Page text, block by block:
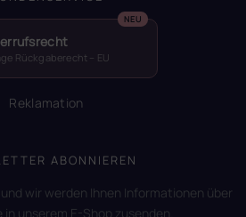
Rückgaberecht – EU
Reklamation
ABONNIEREN
wir werden Ihnen Informationen über
in unserem E-Shop zusenden.